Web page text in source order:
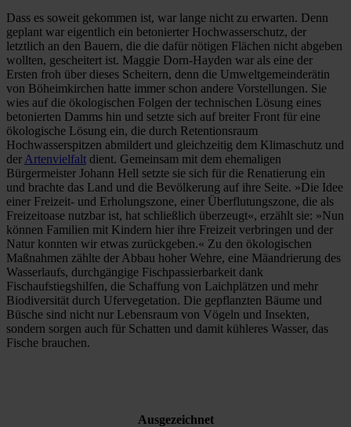
Dass es soweit gekommen ist, war lange nicht zu erwarten. Denn
geplant war eigentlich ein betonierter Hochwasserschutz, der
letztlich an den Bauern, die die dafür nötigen Flächen nicht abgeben
wollten, gescheitert ist. Maggie Dorn-Hayden war als eine der
Ersten froh über dieses Scheitern, denn die Umweltgemeinderätin
von Böheimkirchen hatte immer schon andere Vorstellungen. Sie
wies auf die ökologischen Folgen der technischen Lösung eines
betonierten Damms hin und setzte sich auf breiter Front für eine
ökologische Lösung ein, die durch Retentionsraum
Hochwasserspitzen abmildert und gleichzeitig dem Klimaschutz und
der Artenvielfalt dient. Gemeinsam mit dem ehemaligen
Bürgermeister Johann Hell setzte sie sich für die Renatierung ein
und brachte das Land und die Bevölkerung auf ihre Seite. »Die Idee
einer Freizeit- und Erholungszone, einer Überflutungszone, die als
Freizeitoase nutzbar ist, hat schließlich überzeugt«, erzählt sie: »Nun
können Familien mit Kindern hier ihre Freizeit verbringen und der
Natur konnten wir etwas zurückgeben.« Zu den ökologischen
Maßnahmen zählte der Abbau hoher Wehre, eine Mäandrierung des
Wasserlaufs, durchgängige Fischpassierbarkeit dank
Fischaufstiegshilfen, die Schaffung von Laichplätzen und mehr
Biodiversität durch Ufervegetation. Die gepflanzten Bäume und
Büsche sind nicht nur Lebensraum von Vögeln und Insekten,
sondern sorgen auch für Schatten und damit kühleres Wasser, das
Fische brauchen.
Ausgezeichnet